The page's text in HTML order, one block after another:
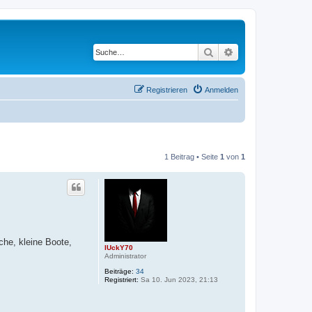
Suche
Anmelden
Registrieren
1 Beitrag • Seite 1 von 1
lUckY70
Administrator
Beiträge: 34
Registriert: Sa 10. Jun 2023, 21:13
kleine Boote,